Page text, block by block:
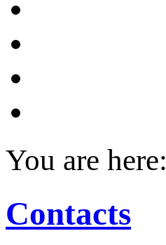
You are here:
Contacts